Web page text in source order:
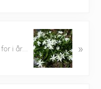
i år… »